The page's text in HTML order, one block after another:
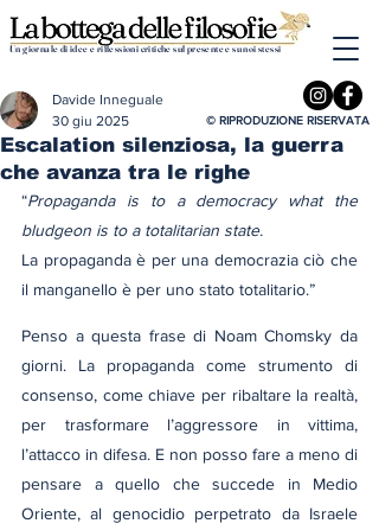
Un giornale di idee e riflessioni critiche sul presente e su noi stessi
Escalation silenziosa, la guerra
che avanza tra le righe
Davide Inneguale
30 giu 2025
“Propaganda is to a democracy what the
bludgeon is to a totalitarian state.
La propaganda è per una democrazia ciò che
il manganello è per uno stato totalitario.”
Penso a questa frase di Noam Chomsky da
giorni. La propaganda come strumento di
consenso, come chiave per ribaltare la realtà,
per trasformare l’aggressore in vittima,
l’attacco in difesa. E non posso fare a meno di
pensare a quello che succede in Medio
Oriente, al genocidio perpetrato da Israele
© RIPRODUZIONE RISERVATA